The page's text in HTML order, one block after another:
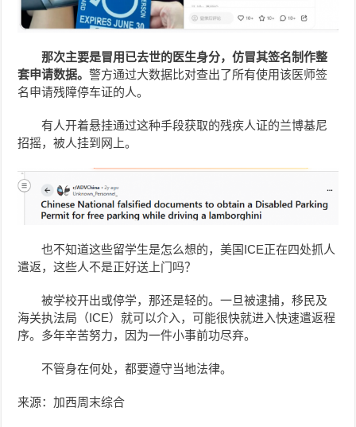
那次主要是冒用已去世的医生身分，仿冒其签名制作整
套申请数据。警方通过大数据比对查出了所有使用该医师签
名申请残障停车证的人。
有人开着悬挂通过这种手段获取的残疾人证的兰博基尼
招摇，被人挂到网上。
也不知道这些留学生是怎么想的，美国ICE正在四处抓人
遣返，这些人不是正好送上门吗？
被学校开出或停学，那还是轻的。一旦被逮捕，移民及
海关执法局（ICE）就可以介入，可能很快就进入快速遣返程
序。多年辛苦努力，因为一件小事前功尽弃。
不管身在何处，都要遵守当地法律。
来源：加西周末综合